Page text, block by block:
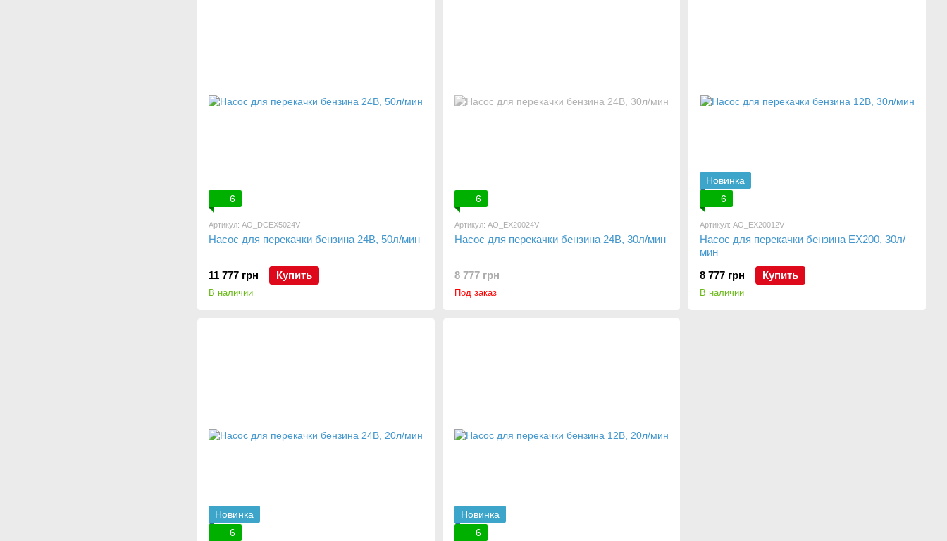
6
Артикул: AO_DCEX5024V
Насос для перекачки бензина 24В, 50л/мин
11 777 грн Купить
В наличии
6
Артикул: AO_EX20024V
Насос для перекачки бензина 24В, 30л/мин
8 777 грн
Под заказ
Новинка
6
Артикул: AO_EX20012V
Насос для перекачки бензина ЕХ200, 30л/
мин
8 777 грн
Купить
В наличии
Новинка
6
Новинка
6